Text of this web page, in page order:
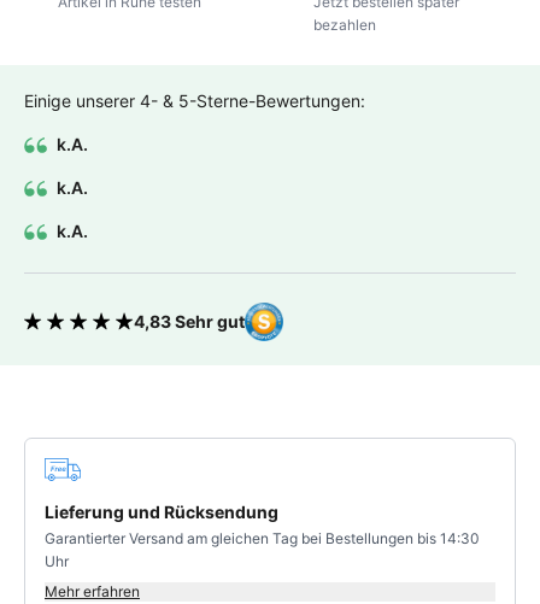
bezahlen
Einige unserer 4- & 5-Sterne-Bewertungen:
k.A.
k.A.
k.A.
Bewertung 4.83 von 5 Sternen
4,83 Sehr gut
Deine Vorteile
Lieferung und Rücksendung
Garantierter Versand am gleichen Tag bei Bestellungen bis 14:30
Uhr
Mehr erfahren